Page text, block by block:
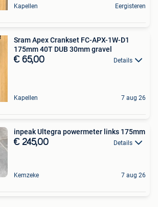
Kapellen Eergisteren
Sram Apex Crankset FC-APX-1W-D1
175mm 40T DUB 30mm gravel
€ 65,00 Details
Kapellen 7 aug 26
inpeak Ultegra powermeter links 175mm
€ 245,00 Details
Kemzeke 7 aug 26